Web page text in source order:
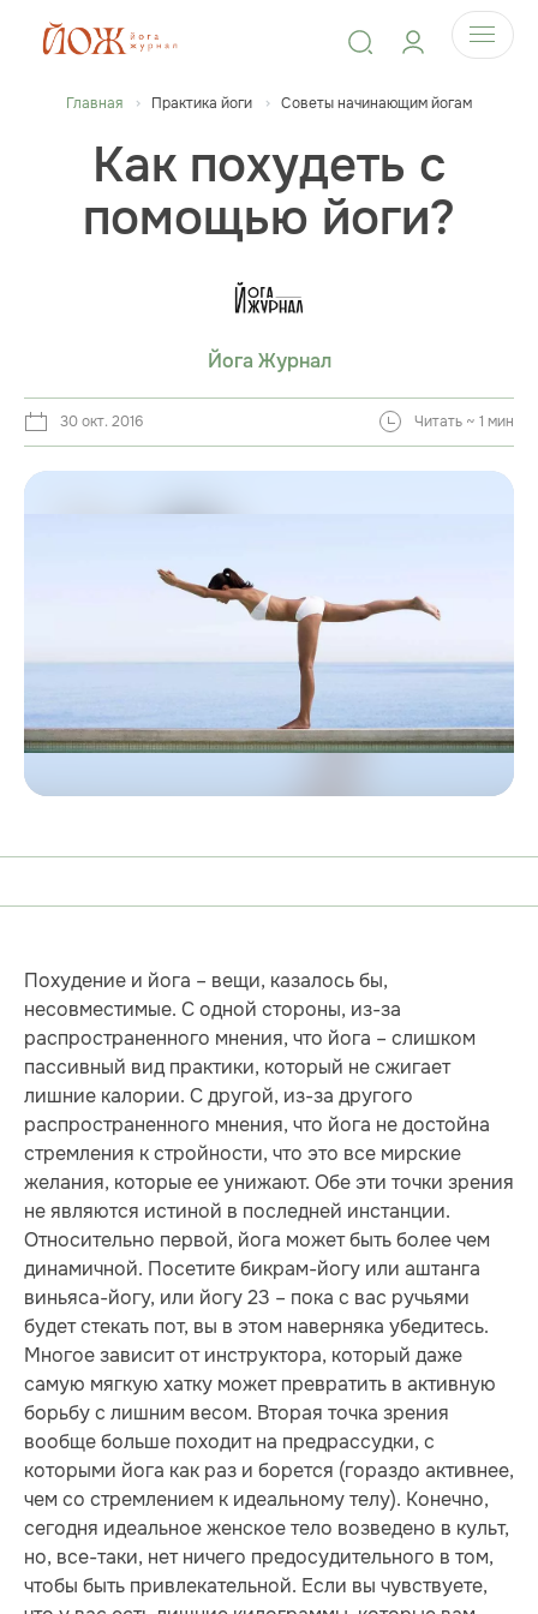
Главная Практика йоги Советы начинающим йогам
Как похудеть с
помощью йоги?
Йога Журнал
30 окт. 2016 Читать ~ 1 мин
Похудение и йога – вещи, казалось бы,
несовместимые. С одной стороны, из-за
распространенного мнения, что йога – слишком
пассивный вид практики, который не сжигает
лишние калории. С другой, из-за другого
распространенного мнения, что йога не достойна
стремления к стройности, что это все мирские
желания, которые ее унижают. Обе эти точки зрения
не являются истиной в последней инстанции.
Относительно первой, йога может быть более чем
динамичной. Посетите бикрам-йогу или аштанга
виньяса-йогу, или йогу 23 – пока с вас ручьями
будет стекать пот, вы в этом наверняка убедитесь.
Многое зависит от инструктора, который даже
самую мягкую хатку может превратить в активную
борьбу с лишним весом. Вторая точка зрения
вообще больше походит на предрассудки, с
которыми йога как раз и борется (гораздо активнее,
чем со стремлением к идеальному телу). Конечно,
сегодня идеальное женское тело возведено в культ,
но, все-таки, нет ничего предосудительного в том,
чтобы быть привлекательной. Если вы чувствуете,